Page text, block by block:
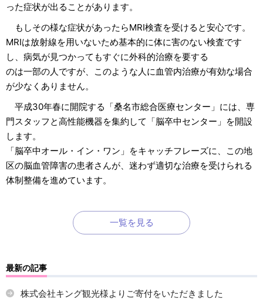
った症状が出ることがあります。
もしその様な症状があったらMRI検査を受けると安心です。
MRIは放射線を用いないため基本的に体に害のない検査です
し、病気が見つかってもすぐに外科的治療を要する
のは一部の人ですが、このような人に血管内治療が有効な場合
が少なくありません。
平成30年春に開院する「桑名市総合医療センター」には、専
門スタッフと高性能機器を集約して「脳卒中センター」を開設
します。
「脳卒中オール・イン・ワン」をキャッチフレーズに、この地
区の脳血管障害の患者さんが、迷わず適切な治療を受けられる
体制整備を進めています。
一覧を見る
最新の記事
株式会社キング観光様よりご寄付をいただきました